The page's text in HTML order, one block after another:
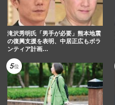
滝沢秀明氏「男手が必要」熊本地震
の復興支援を表明、中居正広もボラ
ンティア計画…